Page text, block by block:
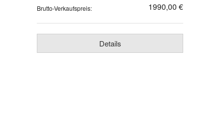
Brutto-Verkaufspreis: 1990,00 €
Details